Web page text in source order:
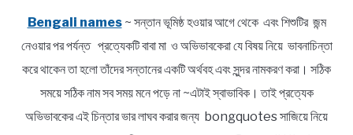
Bengali names~ সন্তান ভূমিষ্ঠ হওয়ার আগে থেকে এবং শিশুটির জন্ম
নেওয়ার পর পর্যন্ত প্রত্যেকটি বাবা মা ও অভিভাবকেরা যে বিষয় নিয়ে ভাবনাচিন্তা
করে থাকেন তা হলো তাঁদের সন্তানের একটি অর্থবহ এবং সুন্দর নামকরণ করা। সঠিক
সময়ে সঠিক নাম সব সময় মনে পড়ে না ~এটাই স্বাভাবিক। তাই প্রত্যেক
অভিভাবকের এই চিন্তার ভার লাঘব করার জন্য bongquotes সাজিয়ে নিয়ে